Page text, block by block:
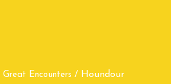
Great Encounters / Houndour